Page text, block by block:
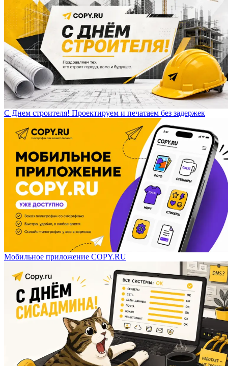
С Днем строителя! Проектируем и печатаем без задержек
Мобильное приложение COPY.RU